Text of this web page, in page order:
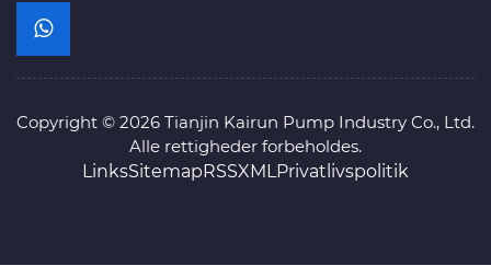
Copyright © 2026 Tianjin Kairun Pump Industry Co., Ltd.
Alle rettigheder forbeholdes.
LinksSitemapRSSXML Privatlivspolitik